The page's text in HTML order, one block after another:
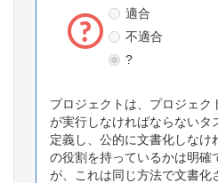
適合
不適合
?
プロジェクトは、プロジェク
が実行しなければならないタ
定義し、公的に文書化しなけ
の役割を持っているかは明確
が、これは同じ方法で文書化